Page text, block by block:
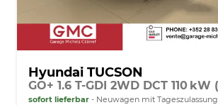
Hyundai TUCSON
sofort lieferbar Neuwagen mit Tageszulassung